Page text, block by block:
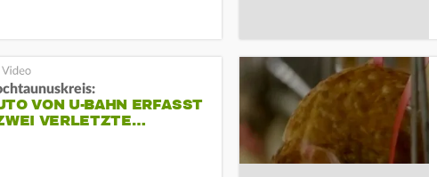
VON U-BAHN ERFASST
VERLETZTE…